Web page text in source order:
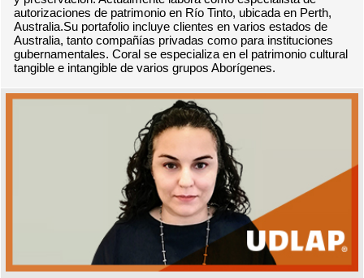
autorizaciones de patrimonio en Río Tinto, ubicada en Perth,
Australia.Su portafolio incluye clientes en varios estados de
Australia, tanto compañías privadas como para instituciones
gubernamentales. Coral se especializa en el patrimonio cultural
tangible e intangible de varios grupos Aborígenes.